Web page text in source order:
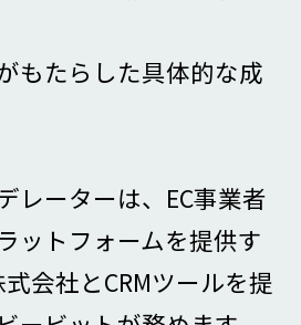
もたらした具体的な成
レーターは、EC事業者
ットフォームを提供す
会社とCRMツールを提